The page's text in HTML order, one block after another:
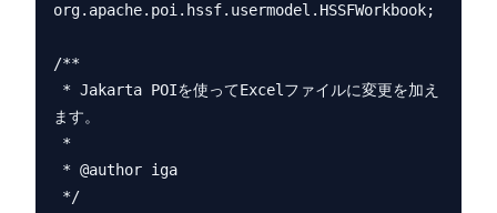
org.apache.poi.hssf.usermodel.HSSFWorkbook;
/**
ます。